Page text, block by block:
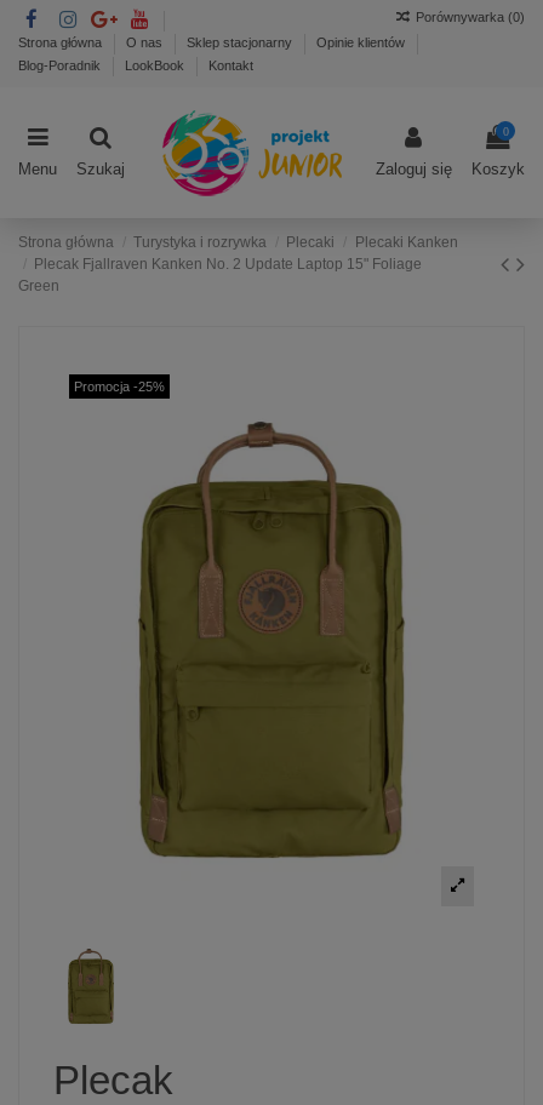
Strona główna O nas Sklep stacjonarny
Opinie klientów
Blog-Poradnik
LookBook Kontakt
Porównywarka (0)
Menu Szukaj Zaloguj się
0
Koszyk
Strona główna Turystyka i rozrywka Plecaki
Plecaki Kanken
Plecak Fjallraven Kanken No. 2 Update Laptop 15" Foliage
Green
Promocja -25%
Plecak